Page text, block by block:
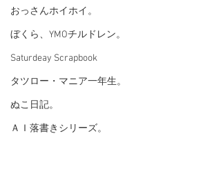
おっさんホイホイ。
ぼくら、YMOチルドレン。
Saturdeay Scrapbook
タツロー・マニア一年生。
ぬこ日記。
ＡＩ落書きシリーズ。